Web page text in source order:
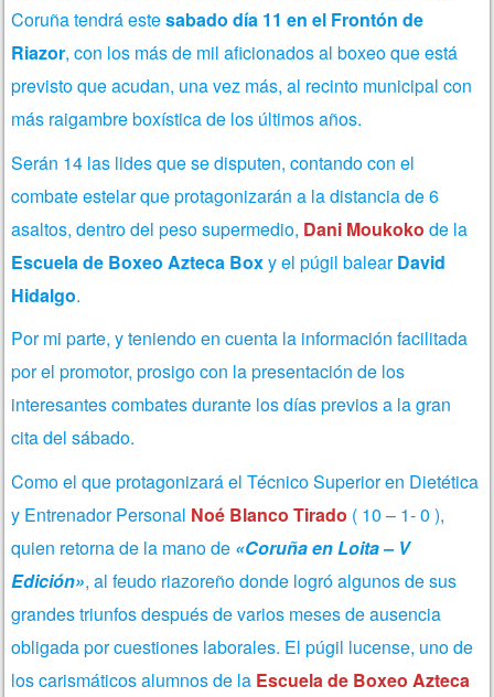
Coruña tendrá estesabado día 11 en el Frontón de
Riazor, con los más de mil aficionados al boxeo que está
previsto que acudan, una vez más, al recinto municipal con
más raigambre boxística de los últimos años.
Serán 14 las lides que se disputen, contando con el
combate estelar que protagonizarán a la distancia de 6
asaltos, dentro del peso supermedio, Dani Moukoko de la
Escuela de Boxeo Azteca Boxy el púgil balearDavid
Hidalgo.
Por mi parte, y teniendo en cuenta la información facilitada
por el promotor, prosigo con la presentación de los
interesantes combates durante los días previos a la gran
cita del sábado.
Como el que protagonizará el Técnico Superior en Dietética
y Entrenador Personal Noé Blanco Tirado ( 10 – 1- 0 ),
quien retorna de la mano de «Coruña en Loita – V
Edición», al feudo riazoreño donde logró algunos de sus
grandes triunfos después de varios meses de ausencia
obligada por cuestiones laborales. El púgil lucense, uno de
los carismáticos alumnos de la Escuela de Boxeo Azteca